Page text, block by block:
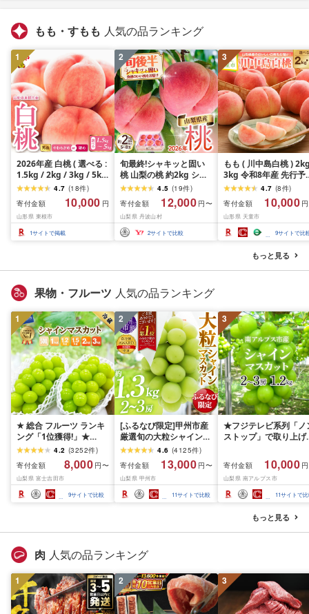
もも・すもも 人気の品ランキング
1
2026年産 白桃 ( 選べる :
1.5kg / 2kg / 3kg / 5kg
)( 柔らかめ / 硬め )/ 桃
もも モモ ピーチ 白桃 は
くとう フルーツ 果物 く
だもの 期間限定 大容量
冷蔵配送 先行予約 農家
4.7 (18件)
寄付金額
10,000 円
山形県 東根市
1サイトで掲載
2
旬最終!シャキッと固い
桃 山梨の桃 約2kg シー
ズン最後の山梨県民の大
好きな固い品種
[tab0182]
4.5 (19件)
寄付金額
12,000 円〜
山梨県 丹波山村
2サイトで比較
3
もも ( 川中島白桃 )
3kg 令和8年産 先行予
2026年 山形県産 桃 白
果物 フルーツ 秀品 の
贈答 ギフト おすそ分
期間限定 冷蔵便 送料
料 産地直送 お取り寄
山形県 天童市 ]
4.7 (8件)
寄付金額
10,000
山形県 天童市
9サイトで比
もっと見る
果物・フルーツ 人気の品ランキング
1
★ 総合 フルーツ ランキ
ング「1位獲得!」★
2026年発送 シャインマ
スカット 選べる容量
500g 1kg 1.5kg 2kg
3kg ふるさと納税 フル
ーツ ぶどう 果物 送料無
料 山梨県産 2026 旬 大
2026年発送 ]
4.2 (3252件)
寄付金額
8,000 円〜
山梨県 富士吉田市
9サイトで比較
2
[ふるなび限定]甲州市産
厳選旬の大粒シャインマ
スカット 約1.3kg 2〜3
房[2026年発送]
(MG)B12-472 FN-
Limited-VO シャインマ
スカット フルーツ
4.6 (4125件)
寄付金額
13,000 円〜
山梨県 甲州市
11サイトで比較
3
★フジテレビ系列「ノ
ストップ」で取り上げ
先行予約]南アルプス市
産シャインマスカット
1.2kg以上(2〜3房)ふ
さと納税 おすすめ 山
県 南アルプス市 送料
寄付金額 10,000
山梨県 南アルプス市
11サイトで
もっと見る
肉 人気の品ランキング
1 2 3